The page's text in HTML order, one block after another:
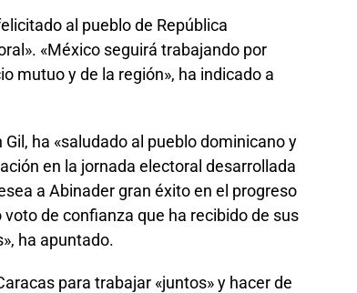
al pueblo de República
«México seguirá trabajando por
mutuo y de la región», ha indicado a
ha «saludado al pueblo dominicano y
en la jornada electoral desarrollada
a Abinader gran éxito en el progreso
de confianza que ha recibido de sus
ha apuntado.
para trabajar «juntos» y hacer de